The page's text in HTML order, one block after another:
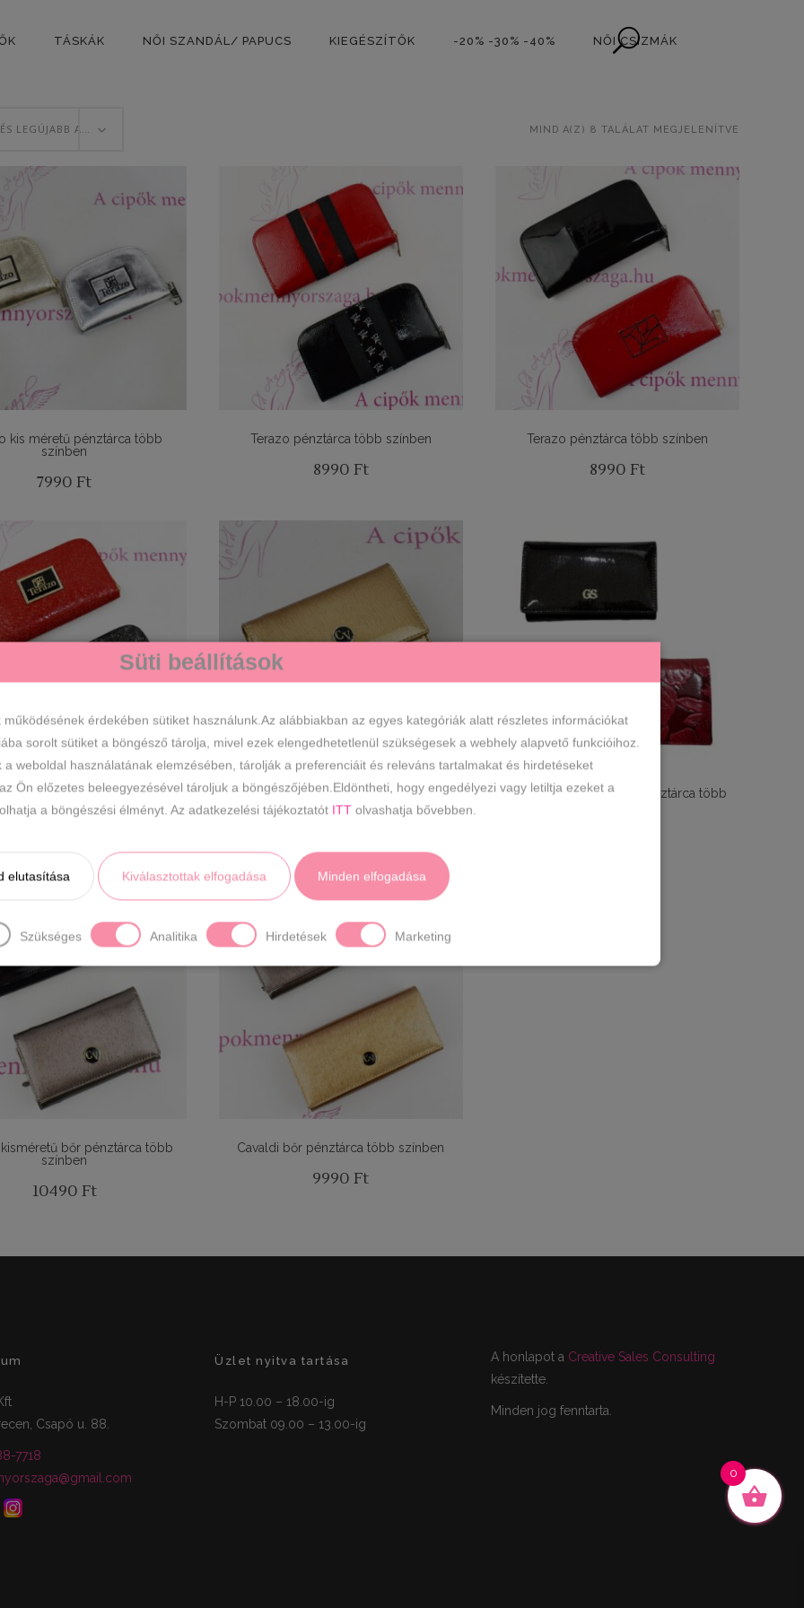
TÁSKÁK NŐI SZANDÁL/ PAPUCS KIEGÉSZÍTŐK -20% -30% -40% NŐI CSIZMÁK
RENDEZÉS LEGÚJABB ALAPJÁN MIND A(Z) 8 TALÁLAT MEGJELENÍTVE
BY
kis méretű pénztárca több
színben
7990Ft
Terazo pénztárca több színben
8990 Ft
Terazo pénztárca több színben
8990 Ft
pénztárca több színben
8990Ft
Cavaldi kisméretű bőr pénztárca arany
Grosso kisméretű bőr pénztárca több
kisméretű bőr pénztárca több
színben
10490 Ft
Cavaldi bőr pénztárca több színben
9990Ft
Csapó u. 88.
7718
Üzlet nyitva tartása
H-P 10.00 – 18.00-ig
Szombat 09.00 – 13.00-ig
A honlapot a Creative Sales Consulting
készítette.
Minden jog fenntarta.
Süti beállítások
érdekében sütiket használunk.Az alábbiakban az egyes kategóriák alatt részletes információkat
sorolt sütiket a böngésző tárolja, mivel ezek elengedhetetlenül szükségesek a webhely alapvető funkcióihoz.
weboldal használatának elemzésében, tárolják a preferenciáit és releváns tartalmakat és hirdetéseket
Ön előzetes beleegyezésével tároljuk a böngészőjében.Eldöntheti, hogy engedélyezi vagy letiltja ezeket a
a böngészési élményt. Az adatkezelési tájékoztatót ITT olvashatja bővebben.
elutasítása Kiválasztottak elfogadása Minden elfogadása
Szükséges Analitika Hirdetések Marketing
0